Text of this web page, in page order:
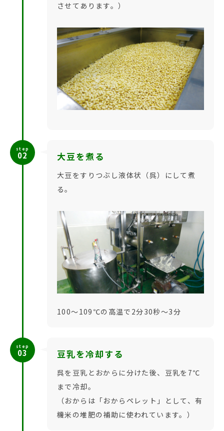
させてあります。）
step
02 大豆を煮る
大豆をすりつぶし液体状（呉）にして煮
る。
100〜109℃の高温で2分30秒〜3分
step
03 豆乳を冷却する
呉を豆乳とおからに分けた後、豆乳を7℃
まで冷却。
（おからは「おからペレット」として、有
機米の堆肥の補助に使われています。）